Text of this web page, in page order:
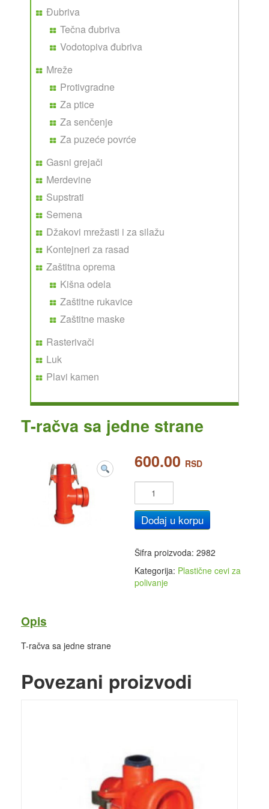
Đubriva
Tečna đubriva
Vodotopiva đubriva
Mreže
Protivgradne
Za ptice
Za senčenje
Za puzeće povrće
Gasni grejači
Merdevine
Supstrati
Semena
Džakovi mrežasti i za silažu
Kontejneri za rasad
Zaštitna oprema
Kišna odela
Zaštitne rukavice
Zaštitne maske
Rasterivači
Luk
Plavi kamen
T-račva sa jedne strane
600.00 RSD
Dodaj u korpu
Šifra proizvoda: 2982
Kategorija: Plastične cevi za
polivanje
Opis
T-račva sa jedne strane
Povezani proizvodi